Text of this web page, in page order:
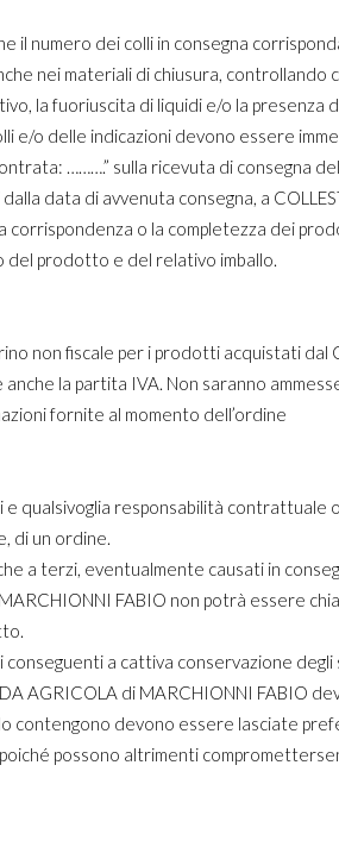
numero dei colli in consegna
nei materiali di chiusura, controllando
la fuoriuscita di liquidi e/o la presenza di
e/o delle indicazioni devono essere
……….” sulla ricevuta di consegna
data di avvenuta consegna, a
o la completezza dei
prodotto e del relativo imballo.
non fiscale per i prodotti acquistati dal
la partita IVA. Non saranno
fornite al momento dell’ordine
e qualsivoglia responsabilità
di un ordine.
a terzi, eventualmente causati in
FABIO non potrà essere
a cattiva conservazione
AGRICOLA di MARCHIONNI FABIO
contengono devono essere lasciate
possono altrimenti